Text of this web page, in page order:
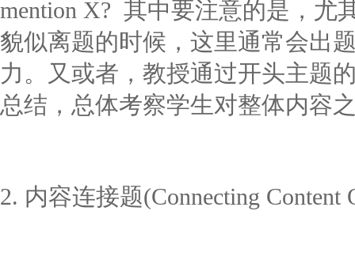
mention X? 其中要注意的是，尤
貌似离题的时候，这里通常会出
力。又或者，教授通过开头主题
总结，总体考察学生对整体内容
2. 内容连接题(Connecting Content